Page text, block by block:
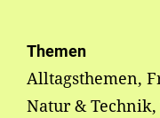
Themen
Alltagsthemen,
Natur &